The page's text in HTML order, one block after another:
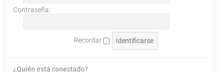
Contraseña:
Recordar
¿Quién está conectado?